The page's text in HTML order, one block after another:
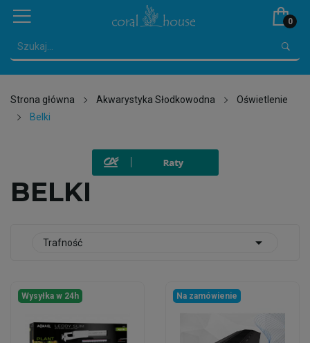
0
Strona główna Akwarystyka Słodkowodna
Oświetlenie
Belki
BELKI
Trafność 
Wysyłka w 24h Na zamówienie